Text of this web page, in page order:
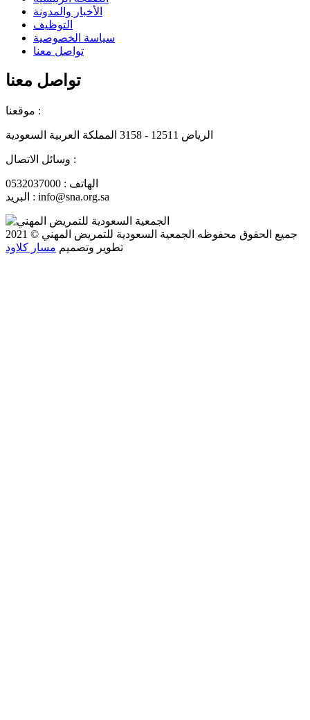
الأخبار والمدونة
التوظيف
سياسة الخصوصية
تواصل معنا
تواصل معنا
موقعنا :
الرياض 12511 - 3158 المملكة العربية السعودية
وسائل الاتصال :
الهاتف : 0532037000
البريد : info@sna.org.sa
جميع الحقوق محفوظه الجمعية السعودية للتمريض المهني © 2021
تطوير وتصميم مسار كلاود